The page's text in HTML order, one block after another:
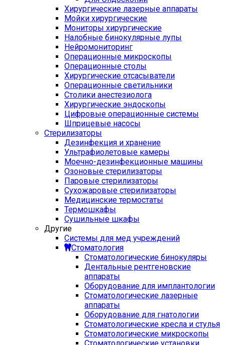
Хирургические лазерные аппараты
Мойки хирургические
Мониторы хирургические
Налобные бинокулярные лупы
Нейромониторинг
Операционные микроскопы
Операционные столы
Хирургические отсасыватели
Операционные светильники
Столики анестезиолога
Хирургические эндоскопы
Цифровые операционные системы
Шприцевые насосы
Стерилизаторы
Дезинфекция и хранение
Ультрафиолетовые камеры
Моечно-дезинфекционные машины
Озоновые стерилизаторы
Паровые стерилизаторы
Сухожаровые стерилизаторы
Медицинские термостаты
Термошкафы
Сушильные шкафы
Другие
Системы для мед учреждений
Стоматология
Стоматологические бинокуляры
Дентальные рентгеновские
аппараты
Оборудование для имплантологии
Стоматологические лазерные
аппараты
Оборудование для гнатологии
Стоматологические кресла и стулья
Стоматологические микроскопы